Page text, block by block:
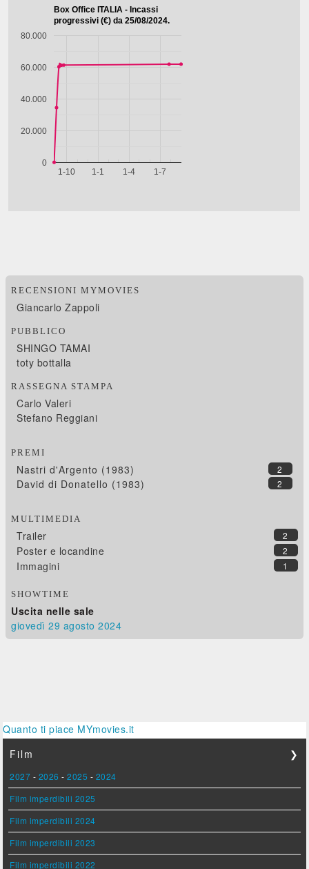
RECENSIONI MYMOVIES
Giancarlo Zappoli
PUBBLICO
SHINGO TAMAI
toty bottalla
RASSEGNA STAMPA
Carlo Valeri
Stefano Reggiani
PREMI
2
Nastri d'Argento (1983)
2
David di Donatello (1983)
MULTIMEDIA
2
Trailer
2
Poster e locandine
1
Immagini
SHOWTIME
Uscita nelle sale
giovedì 29 agosto 2024
Quanto ti piace MYmovies.it
Film
❯
2027 - 2026 -2025 - 2024
Film imperdibili 2025
Film imperdibili 2024
Film imperdibili 2023
Film imperdibili 2022